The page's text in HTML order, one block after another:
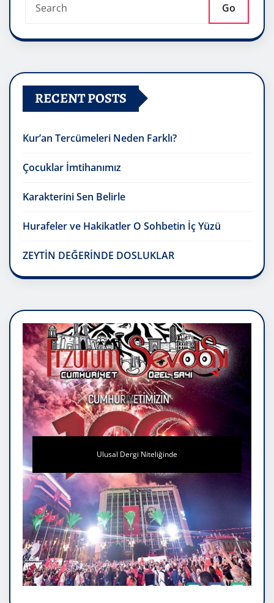
Go
RECENT POSTS
Kur’an Tercümeleri Neden Farklı?
Çocuklar İmtihanımız
Karakterini Sen Belirle
Hurafeler ve Hakikatler O Sohbetin İç Yüzü
ZEYTİN DEĞERİNDE DOSLUKLAR
Ulusal Dergi Niteliğinde